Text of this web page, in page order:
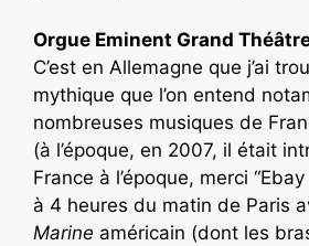
Orgue Eminent Grand
C’est en Allemagne que j’ai
mythique que l’on entend
nombreuses musiques de
(à l’époque, en 2007, il était
France à l’époque, merci
à 4 heures du matin de Paris
Marine américain (dont les